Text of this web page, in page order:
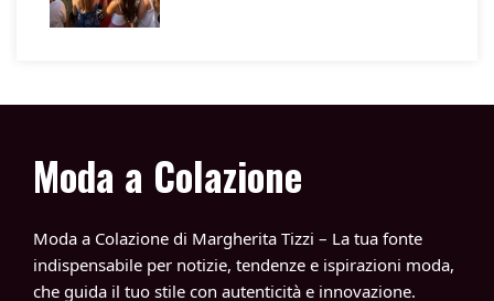
Moda a Colazione
Moda a Colazione di Margherita Tizzi – La tua fonte
indispensabile per notizie, tendenze e ispirazioni moda,
che guida il tuo stile con autenticità e innovazione.